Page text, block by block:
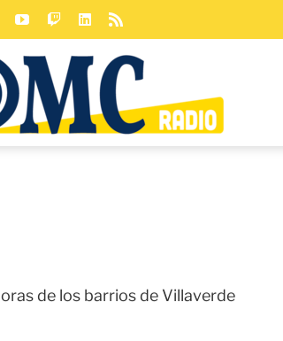
FacebookYouTube
TwitchLinkedIn
de los barrios de Villaverde